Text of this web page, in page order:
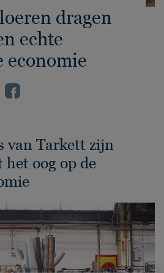
dragen
echte
economie
van Tarkett zijn
oog op de